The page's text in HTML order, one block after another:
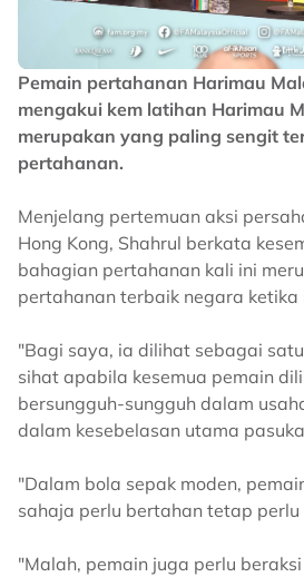
Pemain pertahanan Harimau
mengakui kem latihan Harimau
merupakan yang paling sengit
pertahanan.
Menjelang pertemuan aksi
Hong Kong, Shahrul berkata
bahagian pertahanan kali ini
pertahanan terbaik negara ketika
"Bagi saya, ia dilihat sebagai
sihat apabila kesemua pemain
bersungguh-sungguh dalam
dalam kesebelasan utama
"Dalam bola sepak moden,
sahaja perlu bertahan tetap perlu
"Malah, pemain juga perlu